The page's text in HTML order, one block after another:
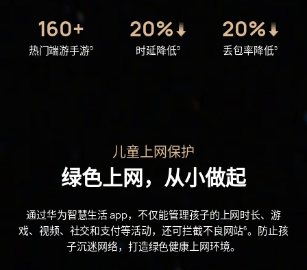
160+
热门端游手游5
20%
时延降低5
20%
丢包率降低5
儿童上网保护
绿色上网，从小做起
通过华为智慧生活 app，不仅能管理孩子的上网时长、游
戏、视频、社交和支付等活动， 还可拦截不良网站6。防止孩
子沉迷网络，打造绿色健康上网环境。